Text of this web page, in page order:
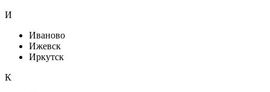
И
Иваново
Ижевск
Иркутск
К